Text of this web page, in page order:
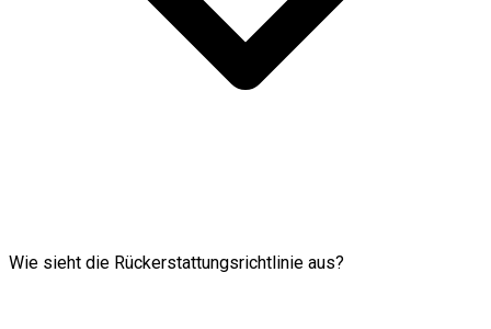
Wie sieht die Rückerstattungsrichtlinie aus?